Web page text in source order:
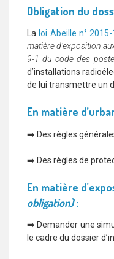
Obligation du
La loi Abeille n°
matière d’exposition
9-1 du code des
d’installations
de lui transmettre un
En matière
➡️ Des règles
➡️ Des règles de
En matière
obligation):
➡️ Demander une
le cadre du dossier